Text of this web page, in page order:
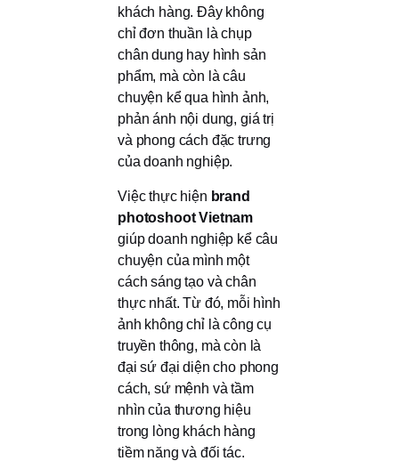
khách hàng. Đây không
chỉ đơn thuần là chụp
chân dung hay hình sản
phẩm, mà còn là câu
chuyện kể qua hình ảnh,
phản ánh nội dung, giá trị
và phong cách đặc trưng
của doanh nghiệp.
Việc thực hiện brand
photoshoot Vietnam
giúp doanh nghiệp kể câu
chuyện của mình một
cách sáng tạo và chân
thực nhất. Từ đó, mỗi hình
ảnh không chỉ là công cụ
truyền thông, mà còn là
đại sứ đại diện cho phong
cách, sứ mệnh và tầm
nhìn của thương hiệu
trong lòng khách hàng
tiềm năng và đối tác.